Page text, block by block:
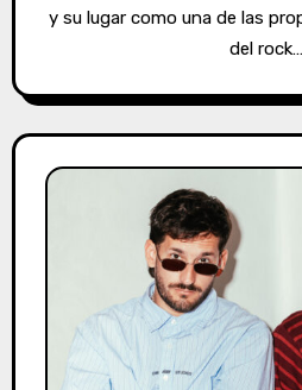
y su lugar como una de las
del rock…